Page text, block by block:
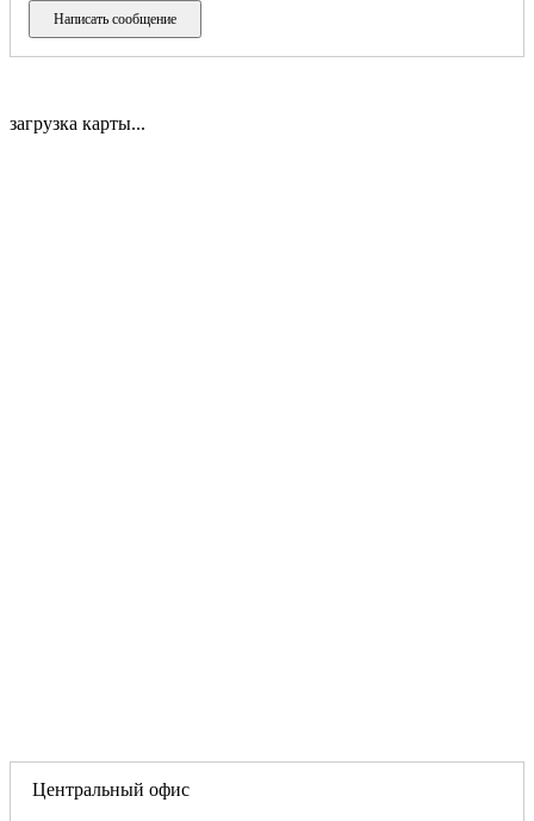
загрузка карты...
Центральный офис
Написать сообщение